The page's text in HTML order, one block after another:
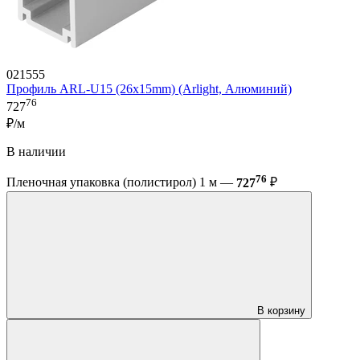
021555
Профиль ARL-U15 (26x15mm) (Arlight, Алюминий)
72776
₽/м
В наличии
Пленочная упаковка (полистирол) 1 м — 72776 ₽
В корзину